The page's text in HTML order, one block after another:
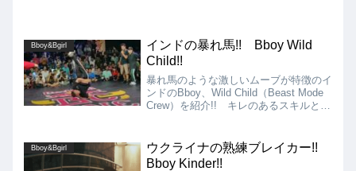
Bboy&Bgirl
インドの暴れ馬!! Bboy Wild
Child!!
暴れ馬のような激しいムーブが特徴のイ
ンドのBboy、Wild Child（Beast Mode
Crew）を紹介!! キレのあるスキルとス
ンドのブレイクシーンのトップを走って
います!!
Bboy&Bgirl
ウクライナの熟練ブレイカー!!
Bboy Kinder!!